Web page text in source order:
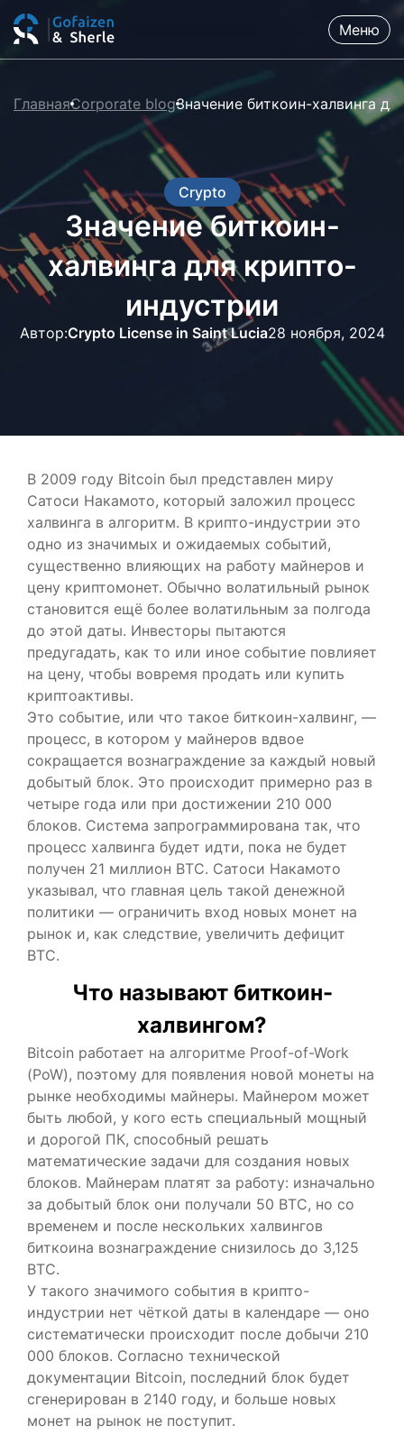
Меню
ГлавнаяCorporate blogЗначение биткоин-халвинга
Crypto
Значение биткоин-
халвинга для крипто-
индустрии
Автор:Crypto License in Saint Lucia28 ноября, 2024
В 2009 году Bitcoin был представлен миру
Сатоси Накамото, который заложил процесс
халвинга в алгоритм. В крипто-индустрии это
одно из значимых и ожидаемых событий,
существенно влияющих на работу майнеров и
цену криптомонет. Обычно волатильный рынок
становится ещё более волатильным за полгода
до этой даты. Инвесторы пытаются
предугадать, как то или иное событие повлияет
на цену, чтобы вовремя продать или купить
криптоактивы.
Это событие, или что такое биткоин-халвинг, —
процесс, в котором у майнеров вдвое
сокращается вознаграждение за каждый новый
добытый блок. Это происходит примерно раз в
четыре года или при достижении 210 000
блоков. Система запрограммирована так, что
процесс халвинга будет идти, пока не будет
получен 21 миллион BTC. Сатоси Накамото
указывал, что главная цель такой денежной
политики — ограничить вход новых монет на
рынок и, как следствие, увеличить дефицит
BTC.
Что называют биткоин-
халвингом?
Bitcoin работает на алгоритме Proof-of-Work
(PoW), поэтому для появления новой монеты на
рынке необходимы майнеры. Майнером может
быть любой, у кого есть специальный мощный
и дорогой ПК, способный решать
математические задачи для создания новых
блоков. Майнерам платят за работу: изначально
за добытый блок они получали 50 BTC, но со
временем и после нескольких халвингов
биткоина вознаграждение снизилось до 3,125
BTC.
У такого значимого события в крипто-
индустрии нет чёткой даты в календаре — оно
систематически происходит после добычи 210
000 блоков. Согласно технической
документации Bitcoin, последний блок будет
сгенерирован в 2140 году, и больше новых
монет на рынок не поступит.